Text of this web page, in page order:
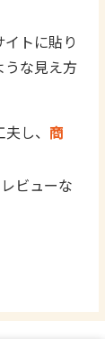
トに貼り
うな見え方
し、 商
ビューな